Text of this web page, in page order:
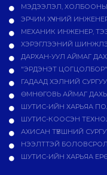
МЭДЭЭЛЭЛ,
ЭРЧИМ ХҮЧНИЙ
МЕХАНИК ИНЖЕНЕР,
ХЭРЭГЛЭЭНИЙ
ДАРХАН-УУЛ АЙМАГ
"ЭРДЭНЭТ ЦОГЦОЛБОР"
ГАДААД ХЭЛНИЙ
ӨМНӨГОВЬ АЙМАГ
ШУТИС-ИЙН ХАРЬЯА
ШУТИС-КООСЭН
АХИСАН ТҮВШНИЙ
НЭЭЛТТЭЙ
ШУТИС-ИЙН ХАРЬЯА